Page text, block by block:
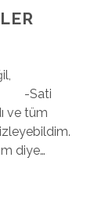
ve tüm
diye…